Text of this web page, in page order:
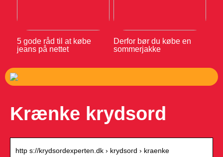
5 gode råd til at købe
jeans på nettet
Derfor bør du købe en
sommerjakke
Krænke krydsord
http s://krydsordexperten.dk › krydsord › kraenke